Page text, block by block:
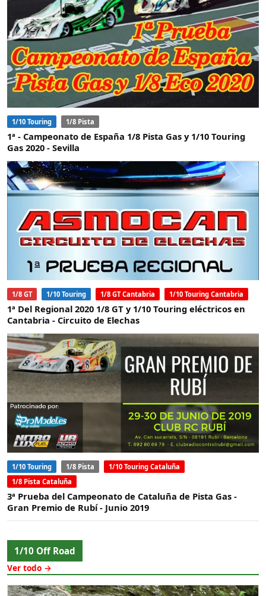
1/10 Touring 1/8 Pista
1ª - Campeonato de España 1/8 Pista Gas y 1/10 Touring
Gas 2020 - Sevilla
1/8 GT 1/10 Touring 1/8 GT Cantabria 1/10 Touring Cantabria
1ª Del Regional 2020 1/8 GT y 1/10 Touring eléctricos en
Cantabria - Circuito de Elechas
1/10 Touring 1/8 Pista
1/10 Touring Cataluña
1/8 Pista Cataluña
3ª Prueba del Campeonato de Cataluña de Pista Gas -
Gran Premio de Rubí - Junio 2019
1/10 Off Road
Ver todo →